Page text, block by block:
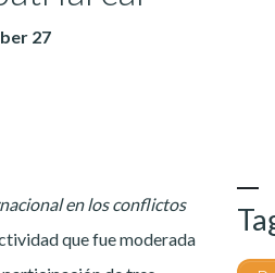
27
en los conflictos
que fue moderada